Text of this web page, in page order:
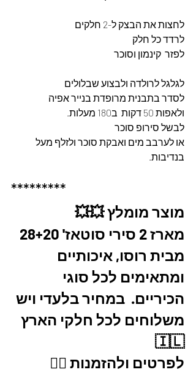
לחצות את הבצק ל-2 חלקים
לרדד כל חלק
לפזר  קינמון וסוכר
לגלגל לרולדה ולבצוע שבלולים
לסדר בתבנית מרופדת בנייר אפיה
ולאפות 50 דקות  ב180 מעלות.
לבשל סירופ סוכר
או לערבב מים ואבקת סוכר ולזלף מעל
בנדיבות.
*********
מוצר מומלץ 💥💥
מבית רוסו, איכותיים
ומתאימים לכל סוגי
הכיריים.  במחיר בלעדי ויש
משלוחים לכל חלקי הארץ
🇮🇱
לפרטים ולהזמנות 👇🏼